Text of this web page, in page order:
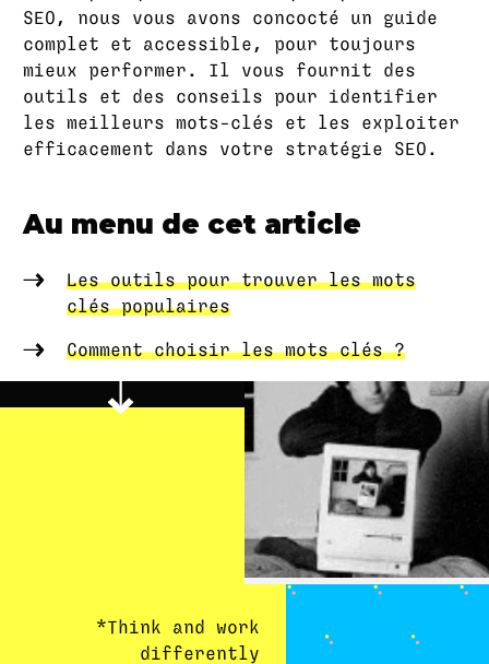
SEO, nous vous avons concocté un guide
complet et accessible, pour toujours
mieux performer. Il vous fournit des
outils et des conseils pour identifier
les meilleurs mots-clés et les exploiter
efficacement dans votre stratégie SEO.
Au menu de cet article
Les outils pour trouver les mots
clés populaires
Comment choisir les mots clés ?
*Think and work
differently